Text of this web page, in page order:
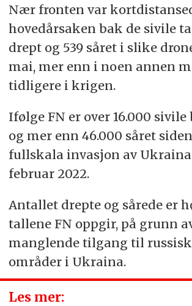
Nær fronten var
hovedårsaken bak de sivile
drept og 539 såret i slike
mai, mer enn i noen annen
tidligere i krigen.
Ifølge FN er over 16.000
og mer enn 46.000 såret
fullskala invasjon av
februar 2022.
Antallet drepte og sårede er
tallene FN oppgir, på grunn
manglende tilgang til
områder i Ukraina.
Les mer: